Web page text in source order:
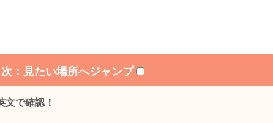
次：見たい場所へジャンプ
で確認！